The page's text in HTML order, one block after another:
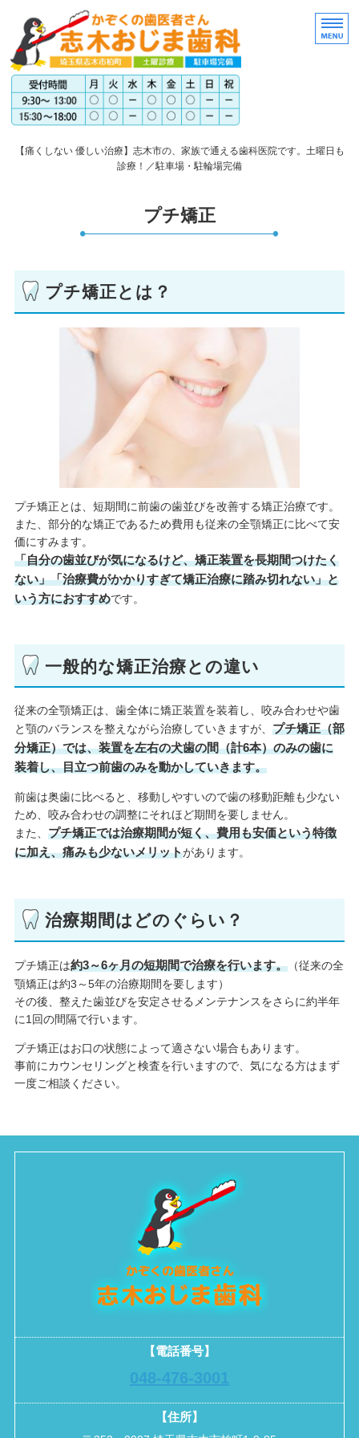
埼玉
【痛くしない 優しい治療】志木市の、家族で通える歯科医院です。土曜日も
診療！／駐車場・駐輪場完備
アクセス
プチ矯正
プチ矯正とは？
プチ矯正とは、短期間に前歯の歯並びを改善する矯正治療です。
また、部分的な矯正であるため費用も従来の全顎矯正に比べて安
価にすみます。
「自分の歯並びが気になるけど、矯正装置を長期間つけたく
ない」「治療費がかかりすぎて矯正治療に踏み切れない」と
いう方におすすめです。
一般的な矯正治療との違い
従来の全顎矯正は、歯全体に矯正装置を装着し、咬み合わせや歯
と顎のバランスを整えながら治療していきますが、 プチ矯正（部
分矯正）では、装置を左右の犬歯の間（計6本）のみの歯に
装着し、目立つ前歯のみを動かしていきます。
前歯は奥歯に比べると、移動しやすいので歯の移動距離も少ない
ため、咬み合わせの調整にそれほど期間を要しません。
また、 プチ矯正では治療期間が短く、費用も安価という特徴
に加え、痛みも少ないメリットがあります。
治療期間はどのぐらい？
プチ矯正は約3～6ヶ月の短期間で治療を行います。（従来の全
顎矯正は約3～5年の治療期間を要します）
その後、整えた歯並びを安定させるメンテナンスをさらに約半年
に1回の間隔で行います。
プチ矯正はお口の状態によって適さない場合もあります。
事前にカウンセリングと検査を行いますので、気になる方はまず
一度ご相談ください。
【電話番号】
048-476-3001
【住所】